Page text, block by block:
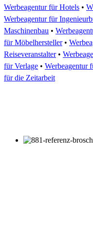
Werbeagentur für Hotels •
Werbeagentur für
Maschinenbau •
für Möbelhersteller•
Reiseveranstalter•
für Verlage • Werbeagentur
für die Zeitarbeit